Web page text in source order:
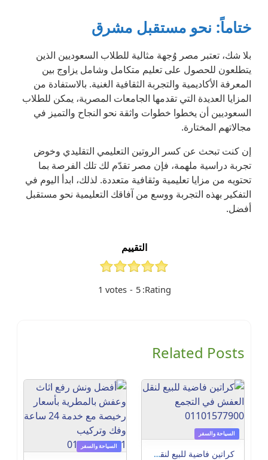
ختاماً: نحو مستقبل مشرق
بلا شك، تعتبر مصر وُجهة مثالية للطلاب السعوديين الذين
يتطلعون للحصول على تعليم متكامل وشامل يزاوج بين
المعرفة الأكاديمية والتجربة الثقافية الغنية. بالاستفادة من
المزايا العديدة التي تقدمها الجامعات المصرية، يمكن للطلاب
السعوديين أن يخطوا خطوات واثقة نحو النجاح والتميز في
مجالاتهم المختارة.
إن كنت تبحث عن كسر الروتين التعليمي التقليدي وخوض
تجربة دراسية ملهمة، فإن مصر تقدّم لك تلك الفرصة بما
تحتويه من مزايا تعليمية وثقافية متعددة. لذلك، ابدأ اليوم في
التفكير بهذه التجربة ووسع من آفاقك التعليمية نحو مستقبل
أفضل.
التقييم
Rating:
5
-
1votes
Related Posts
السياحة والسفر
كراتين فاضية للبيع لنقل العفش في التجمع 01101577900
السياحة والسفر